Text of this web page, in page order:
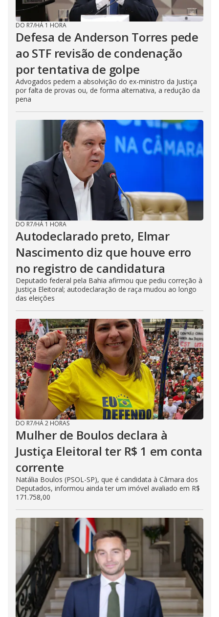
DO R7/HÁ 1 HORA
Defesa de Anderson Torres pede
ao STF revisão de condenação
por tentativa de golpe
Advogados pedem a absolvição do ex-ministro da Justiça
por falta de provas ou, de forma alternativa, a redução da
pena
DO R7/HÁ 1 HORA
Autodeclarado preto, Elmar
Nascimento diz que houve erro
no registro de candidatura
Deputado federal pela Bahia afirmou que pediu correção à
Justiça Eleitoral; autodeclaração de raça mudou ao longo
das eleições
DO R7/HÁ 2 HORAS
Mulher de Boulos declara à
Justiça Eleitoral ter R$ 1 em conta
corrente
Natália Boulos (PSOL-SP), que é candidata à Câmara dos
Deputados, informou ainda ter um imóvel avaliado em R$
171.758,00